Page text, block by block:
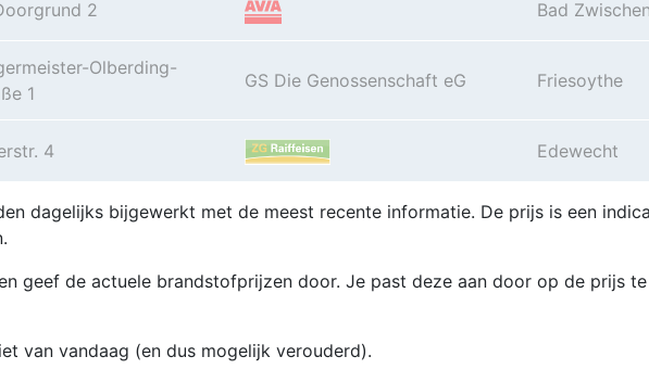
2 Bad
Olberding-
1
GS Die Genossenschaft eG Friesoythe
4 Edewecht
dagelijks bijgewerkt met de meest recente informatie. De prijs is een
geef de actuele brandstofprijzen door. Je past deze aan door op de prijs te
van vandaag (en dus mogelijk verouderd).